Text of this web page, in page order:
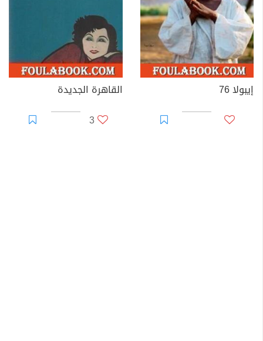
إيبولا 76
القاهرة الجديدة
3